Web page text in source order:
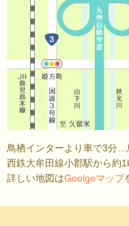
鳥栖インターより車で3分…
西鉄大牟田線小郡駅から約
詳しい地図はGoolgeマップ